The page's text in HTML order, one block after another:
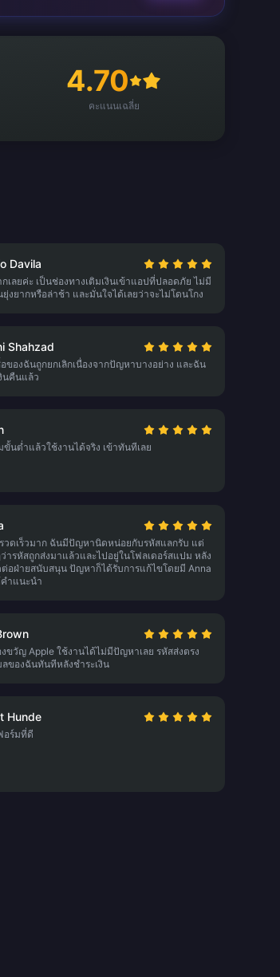
4.70
คะแนนเฉลี่ย
Davila
เลยค่ะ เป็นช่องทางเติมเงินเข้าแอปที่ปลอดภัย ไม่มี
งยากหรือล่าช้า และมั่นใจได้เลยว่าจะไม่โดนโกง
Shahzad
ของฉันถูกยกเลิกเนื่องจากปัญหาบางอย่าง และฉัน
นคืนแล้ว
ขั้นต่ำแล้วใช้งานได้จริง เข้าทันทีเลย
วดเร็วมาก ฉันมีปัญหานิดหน่อยกับรหัสแลกรับ แต่
ารหัสถูกส่งมาแล้วและไปอยู่ในโฟลเดอร์สแปม หลัง
อฝ่ายสนับสนุน ปัญหาก็ได้รับการแก้ไขโดยมี Anna
ำแนะนำ
ขวัญ Apple ใช้งานได้ไม่มีปัญหาเลย รหัสส่งตรง
ลของฉันทันทีหลังชำระเงิน
Hunde
ร์มที่ดี